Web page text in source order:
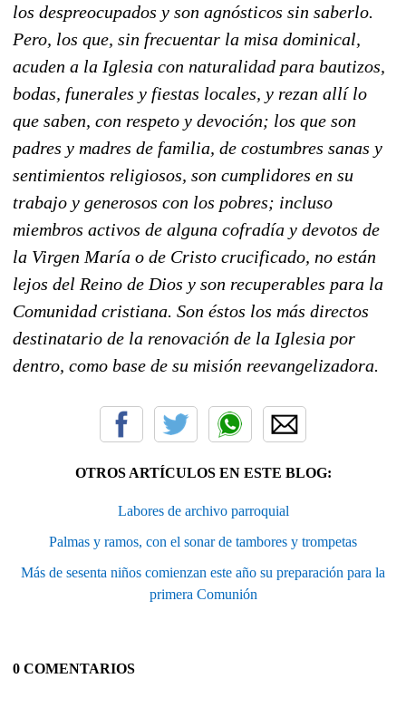
los despreocupados y son agnósticos sin saberlo.
Pero, los que, sin frecuentar la misa dominical,
acuden a la Iglesia con naturalidad para bautizos,
bodas, funerales y fiestas locales, y rezan allí lo
que saben, con respeto y devoción; los que son
padres y madres de familia, de costumbres sanas y
sentimientos religiosos, son cumplidores en su
trabajo y generosos con los pobres; incluso
miembros activos de alguna cofradía y devotos de
la Virgen María o de Cristo crucificado, no están
lejos del Reino de Dios y son recuperables para la
Comunidad cristiana. Son éstos los más directos
destinatario de la renovación de la Iglesia por
dentro, como base de su misión reevangelizadora.
OTROS ARTÍCULOS EN ESTE BLOG:
Labores de archivo parroquial
Palmas y ramos, con el sonar de tambores y trompetas
Más de sesenta niños comienzan este año su preparación para la
primera Comunión
0 COMENTARIOS